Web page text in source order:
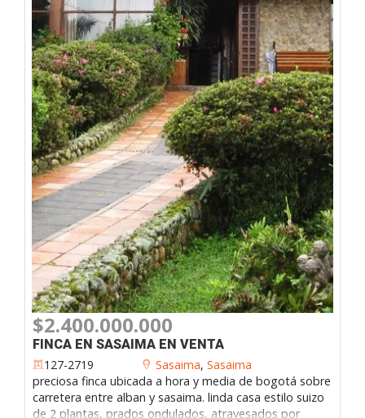
$2.400.000.000
FINCA EN SASAIMA EN VENTA
127-2719
Sasaima, Sasaima
preciosa finca ubicada a hora y media de bogotá sobre
carretera entre alban y sasaima. linda casa estilo suizo
de 2 plantas, prados ondulados, atravesados por